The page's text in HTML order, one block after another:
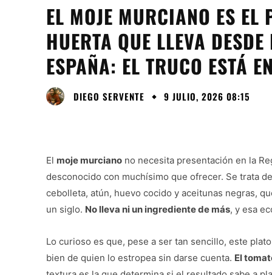
EL MOJE MURCIANO ES
HUERTA QUE LLEVA
ESPAÑA: EL TRUCO ESTÁ
DIEGO SERVENTE 9 JULIO, 2026 08:15
El moje murciano no necesita presentación en la
desconocido con muchísimo que ofrecer. Se trata
cebolleta, atún, huevo cocido y aceitunas negras,
un siglo. No lleva ni un ingrediente de más, y esa
Lo curioso es que, pese a ser tan sencillo, este
bien de quien lo estropea sin darse cuenta. El